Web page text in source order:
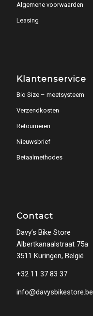
Algemene voorwaarden
Leasing
Klantenservice
Bio Size – meetsysteem
Verzendkosten
Retourneren
Nieuwsbrief
Betaalmethodes
Contact
Davy’s Bike Store
Albertkanaalstraat 75a
3511 Kuringen, België
+32 11 37 83 37
info@davysbikestore.be